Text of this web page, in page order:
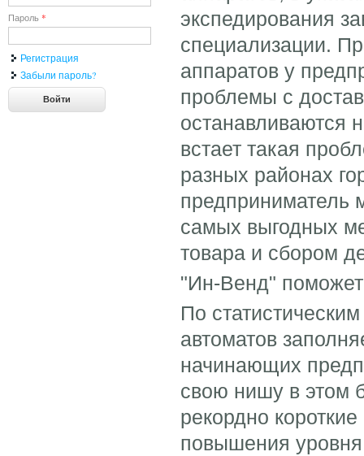
экспедирования
специализации.
аппаратов у
проблемы с
останавливаются
встает такая
разных районах
предприниматель
самых выгодных
товара и сбором
"Ин-Венд"
По
автоматов
начинающих
свою нишу в этом
рекордно
повышения уровня
Пароль *
Регистрация
Забыли пароль?